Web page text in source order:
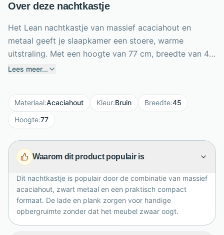
Over deze nachtkastje
Het Lean nachtkastje van massief acaciahout en
metaal geeft je slaapkamer een stoere, warme
uitstraling. Met een hoogte van 77 cm, breedte van 45
cm en diepte van 35 cm is dit compacte kastje ideaal
telefoon, bril of andere nachtelijke essentials. Het
gepoedercoate metalen frame zorgt voor een
stabiliteit plaats je het nachtkastje tegen de muur en
gebruik je de twee schroefgaatjes. Een trendy keuze
Lees meer...
Materiaal:Acaciahout Kleur:Bruin Breedte:45
Hoogte:77
Waarom dit product populair is
Dit nachtkastje is populair door de combinatie van massief
acaciahout, zwart metaal en een praktisch compact
formaat. De lade en plank zorgen voor handige
opbergruimte zonder dat het meubel zwaar oogt.